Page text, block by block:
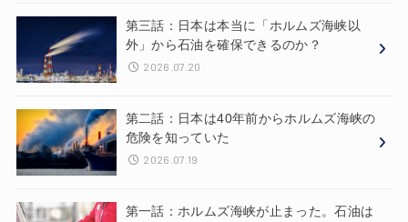
第三話：日本は本当に「ホルムズ海峡以
外」から石油を確保できるのか？
2026.07.20
第二話：日本は40年前からホルムズ海峡の
危険を知っていた
2026.07.19
第一話：ホルムズ海峡が止まった。石油は